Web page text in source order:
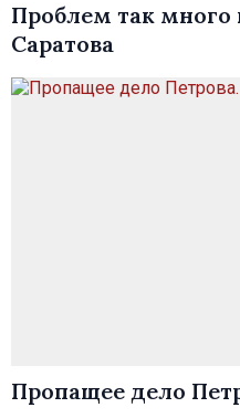
Проблем так
Саратова
Пропащее дело